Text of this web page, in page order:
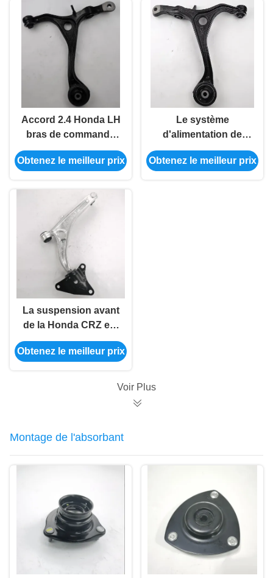
Accord 2.4 Honda LH
bras de commande
Assy 51360-Sda-A03
remplacement
Obtenez le meilleur prix
Le système
d'alimentation de
l'appareil doit être
équipé d'un système
Obtenez le meilleur prix
La suspension avant
de la Honda CRZ est
fixée à 51360-SZT-H04
Obtenez le meilleur prix
Voir Plus
Montage de l'absorbant